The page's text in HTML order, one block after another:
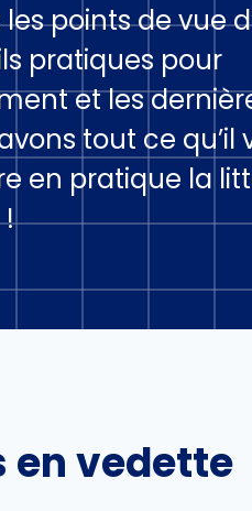
points de vue
pratiques pour
et les
tout ce qu’il
en pratique la
en vedette